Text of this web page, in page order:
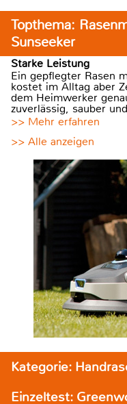
Topthema:
Sunseeker
Starke Leistung
Ein gepflegter Rasen
kostet im Alltag aber
dem Heimwerker
zuverlässig, sauber
>> Mehr erfahren
>> Alle anzeigen
Kategorie:
Einzeltest: